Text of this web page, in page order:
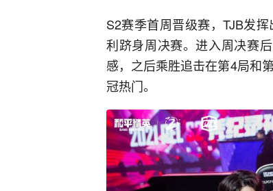
S2赛季首周晋级赛，TJB发
利跻身周决赛。进入周决赛
感，之后乘胜追击在第4局和
冠热门。